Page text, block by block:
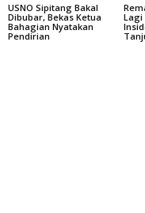
USNO Sipitang Bakal
Dibubar, Bekas Ketua
Bahagian Nyatakan
Pendirian
Lagi